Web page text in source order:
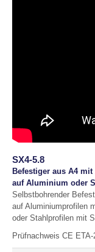
SX4-5.8
Befestiger aus A4
auf Aluminium oder
Selbstbohrender
auf Aluminiumprofilen
oder Stahlprofilen mit
Prüfnachweis CE ETA-